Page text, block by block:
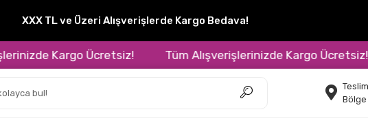
XXX TL ve Üzeri Alışverişlerde Kargo Bedava!
Kargo Ücretsiz! Tüm Alışverişlerinizde Kargo Ücretsiz!
Bölge